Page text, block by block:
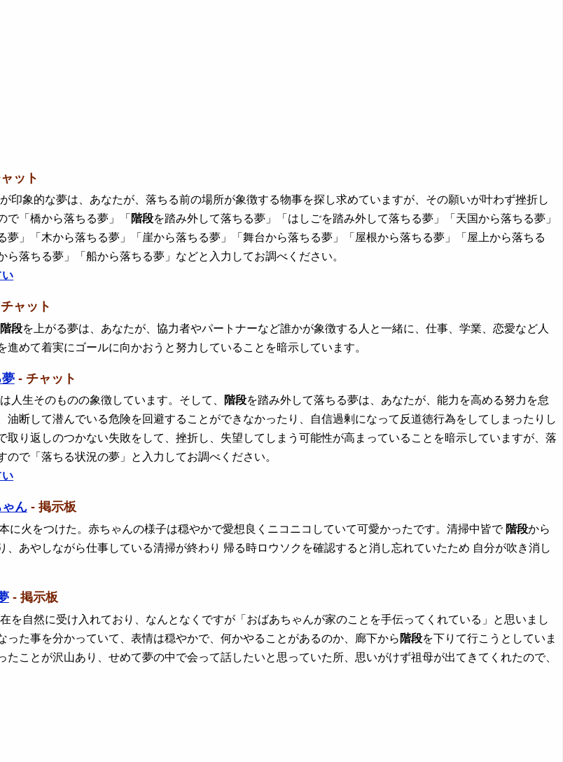
ット
印象的な夢は、あなたが、落ちる前の場所が象徴する物事を探し求めていますが、その願いが叶わず挫折し
で「橋から落ちる夢」「 階段を踏み外して落ちる夢」「はしごを踏み外して落ちる夢」「天国から落ちる夢」
夢」「木から落ちる夢」「崖から落ちる夢」「舞台から落ちる夢」「屋根から落ちる夢」「屋上から落ちる
ら落ちる夢」「船から落ちる夢」などと入力してお調べください。
い
ャット
階段を上がる夢は、あなたが、協力者やパートナーなど誰かが象徴する人と一緒に、仕事、学業、恋愛など人
進めて着実にゴールに向かおうと努力していることを暗示しています。
- チャット
は人生そのものの象徴しています。そして、 階段を踏み外して落ちる夢は、あなたが、能力を高める努力を怠
油断して潜んでいる危険を回避することができなかったり、自信過剰になって反道徳行為をしてしまったりし
取り返しのつかない失敗をして、挫折し、失望してしまう可能性が高まっていることを暗示していますが、落
ので「落ちる状況の夢」と入力してお調べください。
い
ん- 掲示板
に火をつけた。赤ちゃんの様子は穏やかで愛想良くニコニコしていて可愛かったです。清掃中皆で 階段から
、あやしながら仕事している清掃が終わり 帰る時ロウソクを確認すると消し忘れていたため 自分が吹き消し
- 掲示板
を自然に受け入れており、なんとなくですが「おばあちゃんが家のことを手伝ってくれている」と思いまし
った事を分かっていて、表情は穏やかで、何かやることがあるのか、廊下から 階段を下りて行こうとしていま
たことが沢山あり、せめて夢の中で会って話したいと思っていた所、思いがけず祖母が出てきてくれたので、